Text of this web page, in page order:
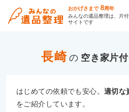
おかげさまで 8周年
みんなの遺品整理は、片
サイトです
長崎 の 空き家片
はじめての依頼でも安心。適切な
をご紹介しています。